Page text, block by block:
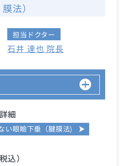
膜法）
担当ドクター
石井 達也 院長
細
い眼瞼下垂（腱膜法)
込）